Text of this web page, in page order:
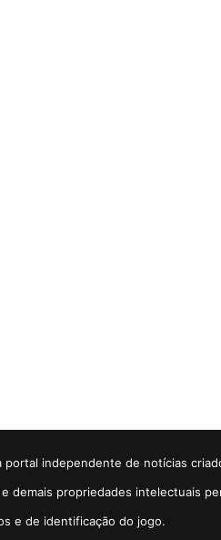
independente de notícias
demais propriedades intelectuais
e de identificação do jogo.